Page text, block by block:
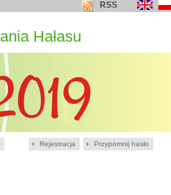
Rejestracja Przypomnij hasło
RSS
Hałasu